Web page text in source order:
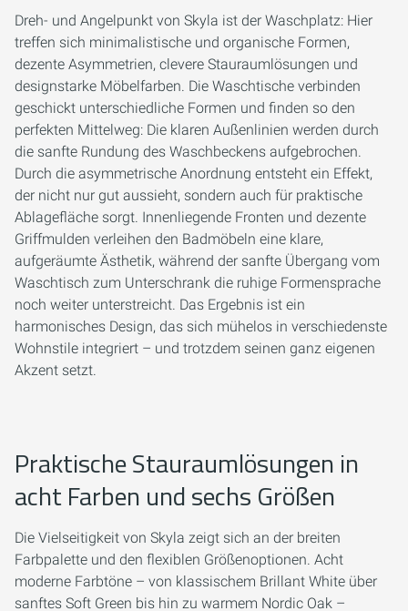
Dreh- und Angelpunkt von Skyla ist der Waschplatz: Hier
treffen sich minimalistische und organische Formen,
dezente Asymmetrien, clevere Stauraumlösungen und
designstarke Möbelfarben. Die Waschtische verbinden
geschickt unterschiedliche Formen und finden so den
perfekten Mittelweg: Die klaren Außenlinien werden durch
die sanfte Rundung des Waschbeckens aufgebrochen.
Durch die asymmetrische Anordnung entsteht ein Effekt,
der nicht nur gut aussieht, sondern auch für praktische
Ablagefläche sorgt. Innenliegende Fronten und dezente
Griffmulden verleihen den Badmöbeln eine klare,
aufgeräumte Ästhetik, während der sanfte Übergang vom
Waschtisch zum Unterschrank die ruhige Formensprache
noch weiter unterstreicht. Das Ergebnis ist ein
harmonisches Design, das sich mühelos in verschiedenste
Wohnstile integriert – und trotzdem seinen ganz eigenen
Akzent setzt.
Praktische Stauraumlösungen in
acht Farben und sechs Größen
Die Vielseitigkeit von Skyla zeigt sich an der breiten
Farbpalette und den flexiblen Größenoptionen. Acht
moderne Farbtöne – von klassischem Brillant White über
sanftes Soft Green bis hin zu warmem Nordic Oak –